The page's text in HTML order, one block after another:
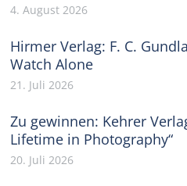
4. August 2026
Hirmer Verlag: F. C.
Watch Alone
21. Juli 2026
Zu gewinnen: Kehrer
Lifetime in Photography“
20. Juli 2026